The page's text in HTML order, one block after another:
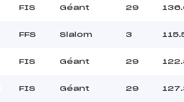
FIS Géant 29
FFS Slalom 3
FIS Géant 29
FIS Géant 29